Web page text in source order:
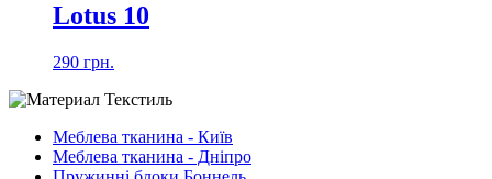
Lotus 10
290 грн.
Меблева тканина - Київ
Меблева тканина - Дніпро